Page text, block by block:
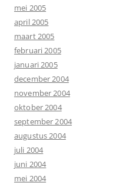
mei 2005
april 2005
maart 2005
februari 2005
januari 2005
december 2004
november 2004
oktober 2004
september 2004
augustus 2004
juli 2004
juni 2004
mei 2004